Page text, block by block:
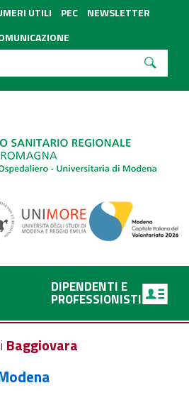
UTILI PEC
NEWSLETTER
DIPENDENTI E
PROFESSIONISTI
Baggiovara